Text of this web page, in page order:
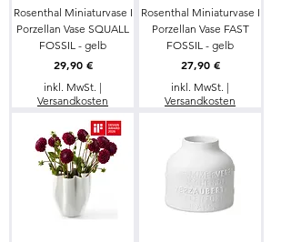
Rosenthal Miniaturvase I
Porzellan Vase SQUALL
FOSSIL - gelb
Preis
29,90 €
inkl. MwSt. |
Versandkosten
Rosenthal Miniaturvase I
Porzellan Vase FAST
FOSSIL - gelb
Preis
27,90 €
inkl. MwSt. |
Versandkosten